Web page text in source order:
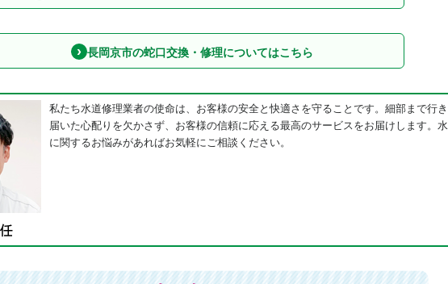
長岡京市の蛇口交換・修理についてはこちら
私たち水道修理業者の使命は、お客様の安全と快適さを守ることです。細部まで行き
届いた心配りを欠かさず、お客様の信頼に応える最高のサービスをお届けします。水
に関するお悩みがあればお気軽にご相談ください。